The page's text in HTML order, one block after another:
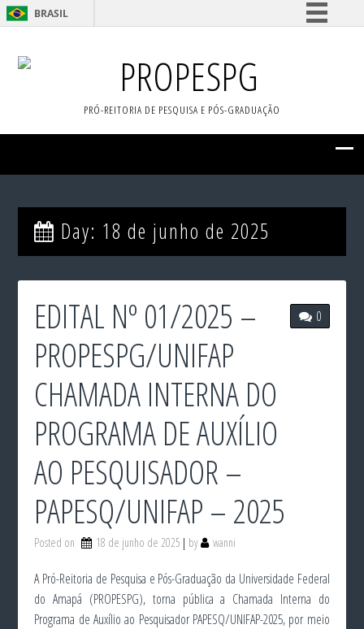
BRASIL
Comunica BR
Participe
Acesso à informação
PROPESPG
PRÓ-REITORIA DE PESQUISA E PÓS-GRADUAÇÃO
Day: 18 de junho de 2025
0
EDITAL Nº 01/2025 –
PROPESPG/UNIFAP
CHAMADA INTERNA DO
PROGRAMA DE AUXÍLIO
AO PESQUISADOR –
PAPESQ/UNIFAP – 2025
Posted on 18 de junho de 2025 by wanni
A Pró-Reitoria de Pesquisa e Pós-Graduação da Universidade Federal
do Amapá (PROPESPG), torna pública a Chamada Interna do
Programa de Auxílio ao Pesquisador PAPESQ/UNIFAP-2025, por meio